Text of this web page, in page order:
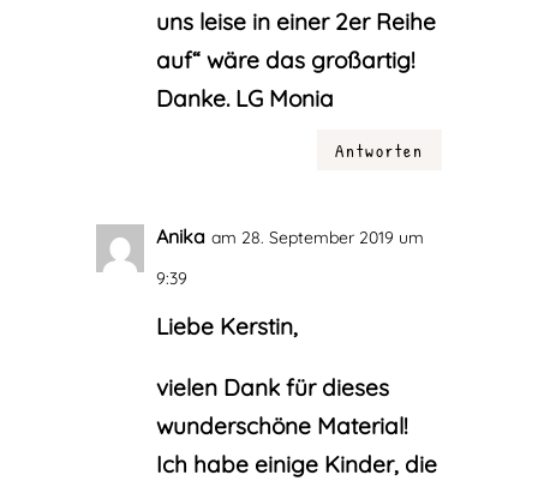
uns leise in einer 2er Reihe
auf“ wäre das großartig!
Danke. LG Monia
Antworten
Anika am 28. September 2019 um
9:39
Liebe Kerstin,
vielen Dank für dieses
wunderschöne Material!
Ich habe einige Kinder, die